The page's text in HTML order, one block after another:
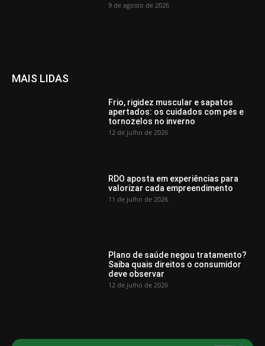
9 de agosto de 2026
MAIS LIDAS
Frio, rigidez muscular e sapatos
apertados: os cuidados com pés e
tornozelos no inverno
12 de julho de 2026
RDO aposta em experiências para
valorizar cada empreendimento
11 de julho de 2026
Plano de saúde negou tratamento?
Saiba quais direitos o consumidor
deve observar
12 de julho de 2026